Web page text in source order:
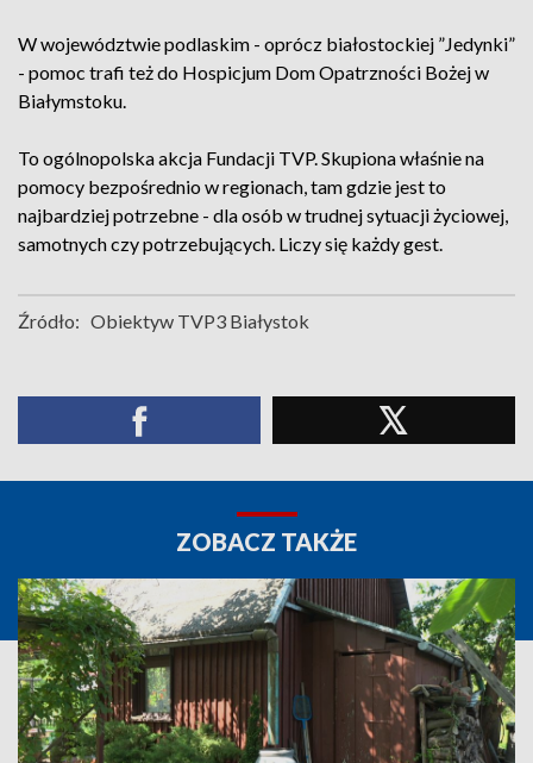
W województwie podlaskim - oprócz białostockiej ”Jedynki”
- pomoc trafi też do Hospicjum Dom Opatrzności Bożej w
Białymstoku.
To ogólnopolska akcja Fundacji TVP. Skupiona właśnie na
pomocy bezpośrednio w regionach, tam gdzie jest to
najbardziej potrzebne - dla osób w trudnej sytuacji życiowej,
samotnych czy potrzebujących. Liczy się każdy gest.
Źródło: Obiektyw TVP3 Białystok
ZOBACZ TAKŻE